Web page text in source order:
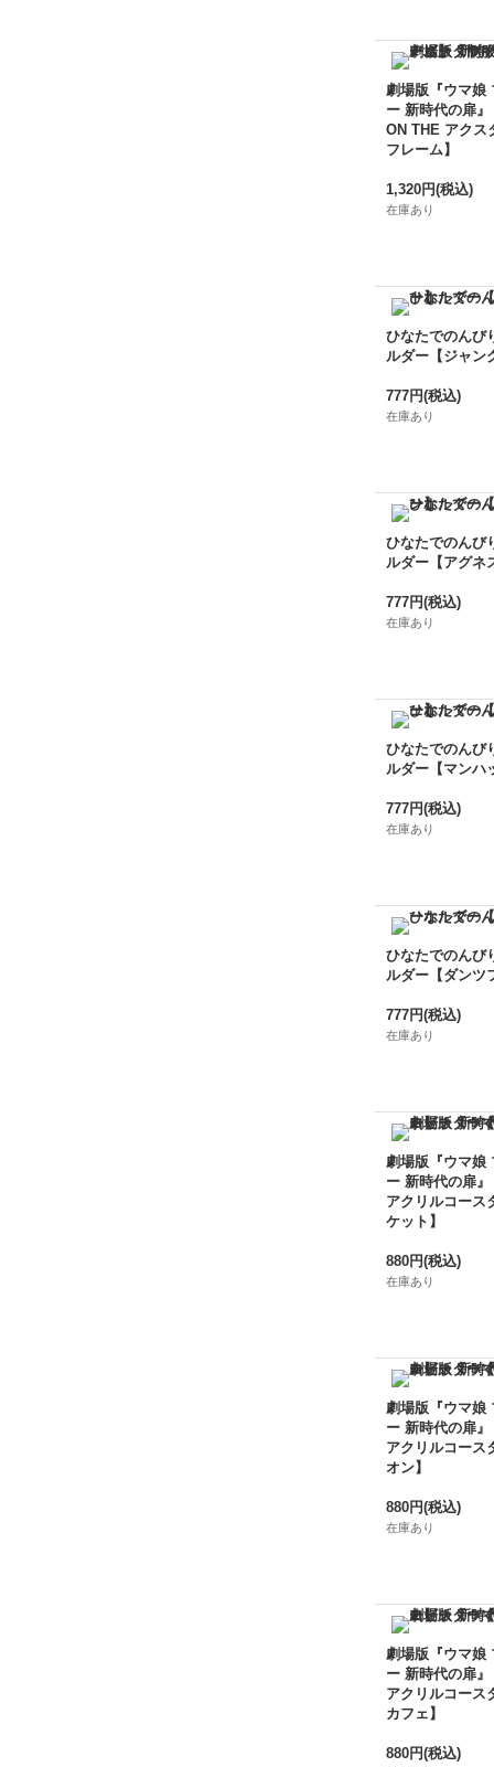
劇場版『ウマ娘
ー 新時代の扉』
ON THE アクス
フレーム】
1,320円(税込)
在庫あり
ひなたでのんび
ルダー【ジャン
777円(税込)
在庫あり
ひなたでのんび
ルダー【アグネ
777円(税込)
在庫あり
ひなたでのんび
ルダー【マンハ
777円(税込)
在庫あり
ひなたでのんび
ルダー【ダンツ
777円(税込)
在庫あり
劇場版『ウマ娘
ー 新時代の扉』
アクリルコース
ケット】
880円(税込)
在庫あり
劇場版『ウマ娘
ー 新時代の扉』
アクリルコース
オン】
880円(税込)
在庫あり
劇場版『ウマ娘
ー 新時代の扉』
アクリルコース
カフェ】
880円(税込)